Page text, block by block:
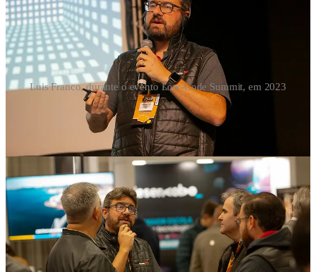
Luis Franco, durante o evento Low-Code Summit, em 2023
De que forma a Axway facilita a implementação e o
controle de APIs no ambiente digital?
Com a adoção crescente das APIs, as empresas agora enfrentam um
novo desafio:gerenciar eficientemente um ecossistema complexo
de integrações."Não se trata mais apenas de desenvolver APIs,
mas de garantir que sua gestão seja eficiente, segura e escalável",
observa Franco. Para isso, a Axway lançou soluções como o
Amplify API Managemente o Amplify API Governance
, que
permitem um maior controle sobre a visibilidade e a segurança das
APIs. O catálogo da
Axwayatualmente inclui: